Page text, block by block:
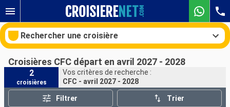
Rechercher une croisière
Nos destinations
Croisières CFC départ en avril 2027 - 2028
2
croisières
Vos critères de recherche :
CFC - avril 2027 - 2028
Filtrer Trier